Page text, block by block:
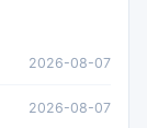
2026-08-07
2026-08-07